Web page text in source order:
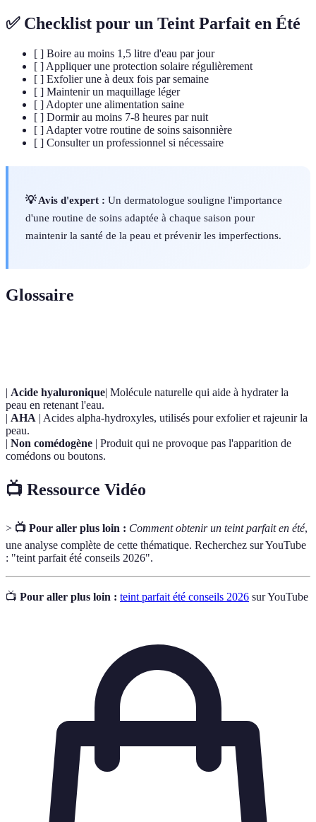
✅ Checklist pour un Teint Parfait en Été
[ ] Boire au moins 1,5 litre d'eau par jour
[ ] Appliquer une protection solaire régulièrement
[ ] Exfolier une à deux fois par semaine
[ ] Maintenir un maquillage léger
[ ] Adopter une alimentation saine
[ ] Dormir au moins 7-8 heures par nuit
[ ] Adapter votre routine de soins saisonnière
[ ] Consulter un professionnel si nécessaire
💡 Avis d'expert : Un dermatologue souligne l'importance
d'une routine de soins adaptée à chaque saison pour
maintenir la santé de la peau et prévenir les imperfections.
Glossaire
| Acide hyaluronique| Molécule naturelle qui aide à hydrater la
peau en retenant l'eau.
| AHA | Acides alpha-hydroxyles, utilisés pour exfolier et rajeunir la
peau.
| Non comédogène | Produit qui ne provoque pas l'apparition de
comédons ou boutons.
📺 Ressource Vidéo
> 📺 Pour aller plus loin : Comment obtenir un teint parfait en été,
une analyse complète de cette thématique. Recherchez sur YouTube
: "teint parfait été conseils 2026".
📺 Pour aller plus loin : teint parfait été conseils 2026 sur YouTube